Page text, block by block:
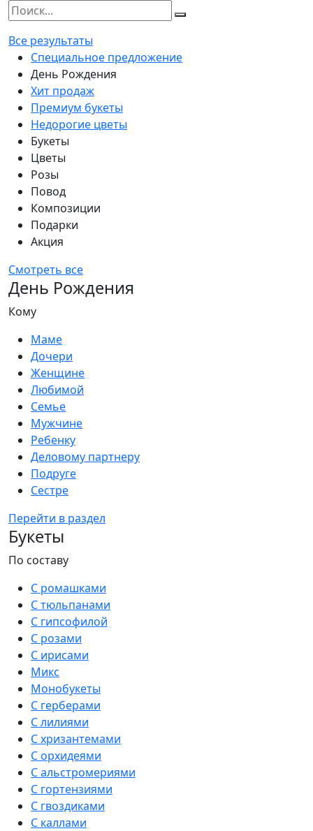
Все результаты
Специальное предложение
День Рождения
Хит продаж
Премиум букеты
Недорогие цветы
Букеты
Цветы
Розы
Повод
Композиции
Подарки
Акция
Смотреть все
День Рождения
Кому
Маме
Дочери
Женщине
Любимой
Семье
Мужчине
Ребенку
Деловому партнеру
Подруге
Сестре
Перейти в раздел
Букеты
По составу
С ромашками
С тюльпанами
С гипсофилой
С розами
С ирисами
Микс
Монобукеты
С герберами
С лилиями
С хризантемами
С орхидеями
С альстромериями
С гортензиями
С гвоздиками
С каллами